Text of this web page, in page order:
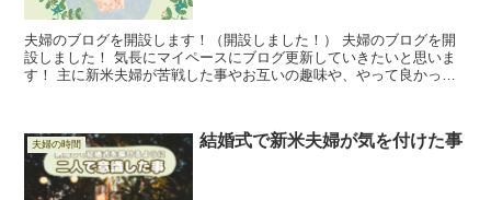
夫婦のブログを開設します！（開設しました！） 夫婦のブログを開
設しました！ 気長にマイペースにブログ更新していきたいと思いま
す！ 主に新米夫婦が苦戦した事やお互いの趣味や、やって良かった
夫婦の時間 結婚式で新米夫婦が気を付けた事